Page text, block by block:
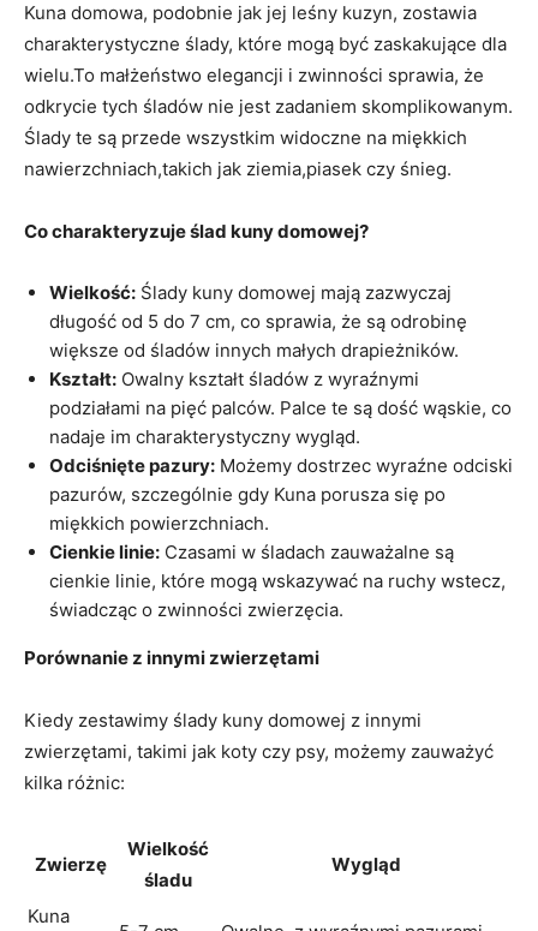
Kuna domowa, podobnie jak jej leśny kuzyn, zostawia
charakterystyczne ślady, które mogą być zaskakujące dla
wielu.To małżeństwo elegancji i zwinności sprawia, że
odkrycie tych śladów nie jest zadaniem skomplikowanym.
Ślady te są przede wszystkim widoczne na miękkich
nawierzchniach,takich jak ziemia,piasek czy śnieg.
Co charakteryzuje ślad kuny domowej?
Wielkość: Ślady kuny domowej mają zazwyczaj
długość od 5 do 7 cm, co sprawia, że są odrobinę
większe od śladów innych małych drapieżników.
Kształt: Owalny kształt śladów z wyraźnymi
podziałami na pięć palców. Palce te są dość wąskie, co
nadaje im charakterystyczny wygląd.
Odciśnięte pazury: Możemy dostrzec wyraźne odciski
pazurów, szczególnie gdy Kuna porusza się po
miękkich powierzchniach.
Cienkie linie: Czasami w śladach zauważalne są
cienkie linie, które mogą wskazywać na ruchy wstecz,
świadcząc o zwinności zwierzęcia.
Porównanie z innymi zwierzętami
Kiedy zestawimy ślady kuny domowej z innymi
zwierzętami, takimi jak koty czy psy, możemy zauważyć
kilka różnic:
Zwierzę
Wielkość
śladu
Wygląd
Kuna